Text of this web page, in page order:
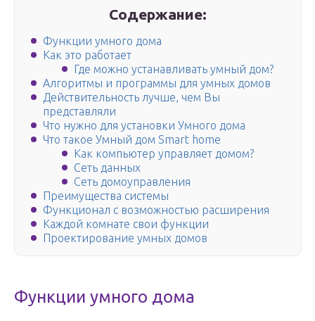
Содержание:
Функции умного дома
Как это работает
Где можно устанавливать умный дом?
Алгоритмы и программы для умных домов
Действительность лучше, чем Вы
представляли
Что нужно для установки Умного дома
Что такое Умный дом Smart home
Как компьютер управляет домом?
Сеть данных
Сеть домоуправления
Преимущества системы
Функционал с возможностью расширения
Каждой комнате свои функции
Проектирование умных домов
Функции умного дома